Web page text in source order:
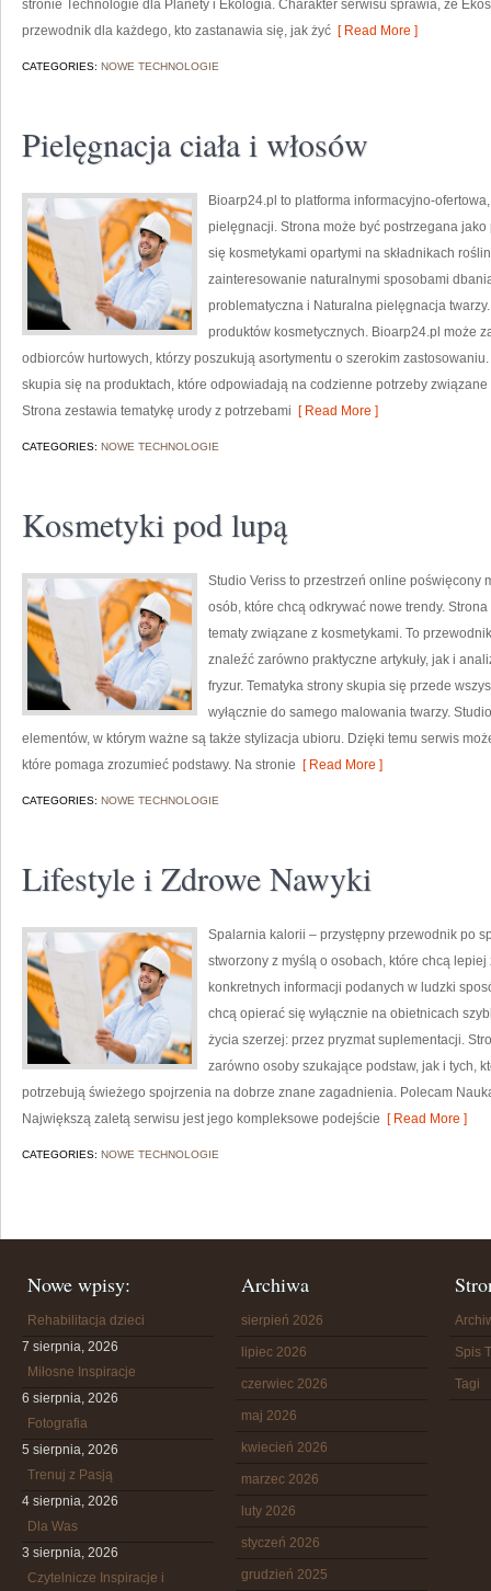
stronie Technologie dla Planety i Ekologia. Charakter serwisu sprawia, że
przewodnik dla każdego, kto zastanawia się, jak żyć [ Read More ]
CATEGORIES: NOWE TECHNOLOGIE
Pielęgnacja ciała i włosów
Bioarp24.pl to platforma informacyjno-
pielęgnacji. Strona może być postrzegana
się kosmetykami opartymi na składnikach
zainteresowanie naturalnymi sposobami
problematyczna i Naturalna pielęgnacja
produktów kosmetycznych. Bioarp24.pl może
odbiorców hurtowych, którzy poszukują asortymentu o szerokim
skupia się na produktach, które odpowiadają na codzienne potrzeby związane
Strona zestawia tematykę urody z potrzebami [ Read More ]
CATEGORIES: NOWE TECHNOLOGIE
Kosmetyki pod lupą
Studio Veriss to przestrzeń online
osób, które chcą odkrywać nowe trendy.
tematy związane z kosmetykami. To
znaleźć zarówno praktyczne artykuły, jak i
fryzur. Tematyka strony skupia się przede
wyłącznie do samego malowania twarzy.
elementów, w którym ważne są także stylizacja ubioru. Dzięki temu serwis
które pomaga zrozumieć podstawy. Na stronie [ Read More ]
CATEGORIES: NOWE TECHNOLOGIE
Lifestyle i Zdrowe Nawyki
Spalarnia kalorii – przystępny przewodnik po
stworzony z myślą o osobach, które chcą
konkretnych informacji podanych w ludzki
chcą opierać się wyłącznie na obietnicach
życia szerzej: przez pryzmat suplementacji.
zarówno osoby szukające podstaw, jak i tych,
potrzebują świeżego spojrzenia na dobrze znane zagadnienia. Polecam
Największą zaletą serwisu jest jego kompleksowe podejście [ Read More ]
CATEGORIES: NOWE TECHNOLOGIE
Nowe wpisy:
Rehabilitacja dzieci
7 sierpnia, 2026
Miłosne Inspiracje
6 sierpnia, 2026
Fotografia
5 sierpnia, 2026
Trenuj z Pasją
4 sierpnia, 2026
Dla Was
3 sierpnia, 2026
Czytelnicze Inspiracje i
Archiwa
sierpień 2026
lipiec 2026
czerwiec 2026
maj 2026
kwiecień 2026
marzec 2026
luty 2026
styczeń 2026
grudzień 2025
Spis
Tagi